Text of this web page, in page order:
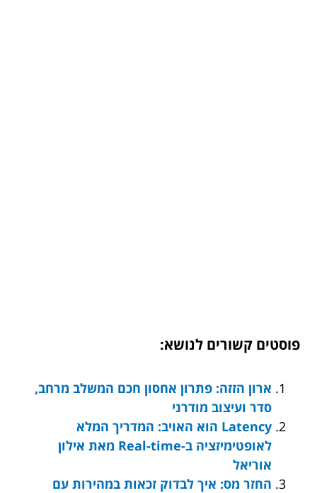
פוסטים קשורים לנושא:
ארון הזזה: פתרון אחסון חכם המשלב מרחב,
סדר ועיצוב מודרני
Latency הוא האויב: המדריך המלא
לאופטימיזציה ב-Real-time מאת אילון
אוריאל
החזר מס: איך לבדוק זכאות במהירות עם